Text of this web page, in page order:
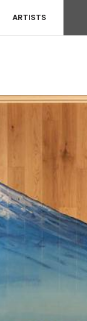
ARTISTS